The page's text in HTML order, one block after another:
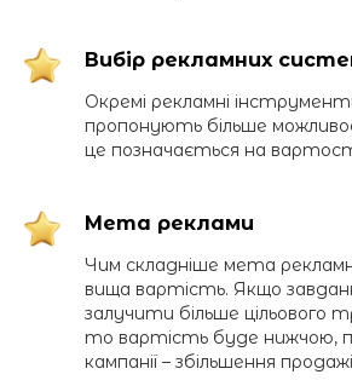
Вибір рекламних
Окремі рекламні
пропонують більше
це позначається на
Мета реклами
Чим складніше мета
вища вартість. Якщо
залучити більше цільового
то вартість буде нижчою,
кампанії – збільшення